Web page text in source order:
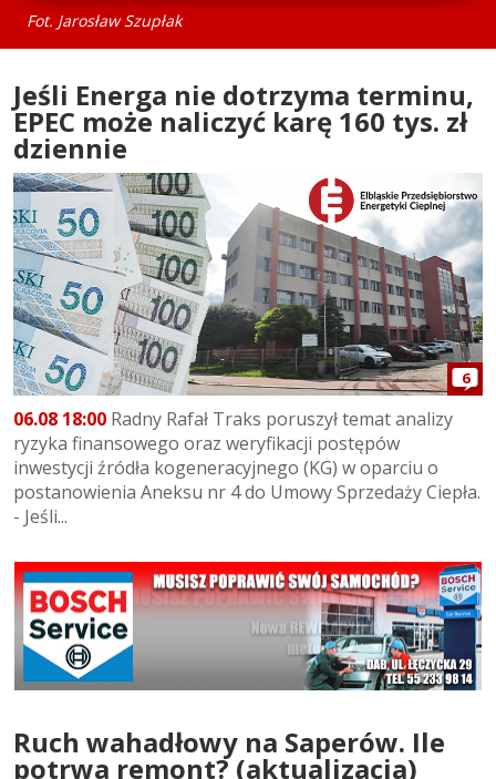
Fot. Jarosław Szupłak
Jeśli Energa nie dotrzyma terminu,
EPEC może naliczyć karę 160 tys. zł
dziennie
6
06.08 18:00 Radny Rafał Traks poruszył temat analizy
ryzyka finansowego oraz weryfikacji postępów
inwestycji źródła kogeneracyjnego (KG) w oparciu o
postanowienia Aneksu nr 4 do Umowy Sprzedaży Ciepła.
- Jeśli...
Ruch wahadłowy na Saperów. Ile
potrwa remont? (aktualizacja)